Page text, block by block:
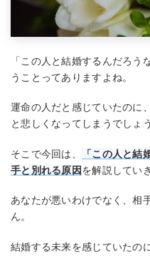
「この人と結婚するんだろう
うことってありますよね。
運命の人だと感じていたのに
と悲しくなってしまうでしょう
そこで今回は、
「この人と結
手と別れる原因を解説してい
あなたが悪いわけでなく、相
ん。
結婚する未来を感じていたの